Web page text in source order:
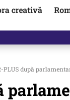
creativă
/ VIDEO
după